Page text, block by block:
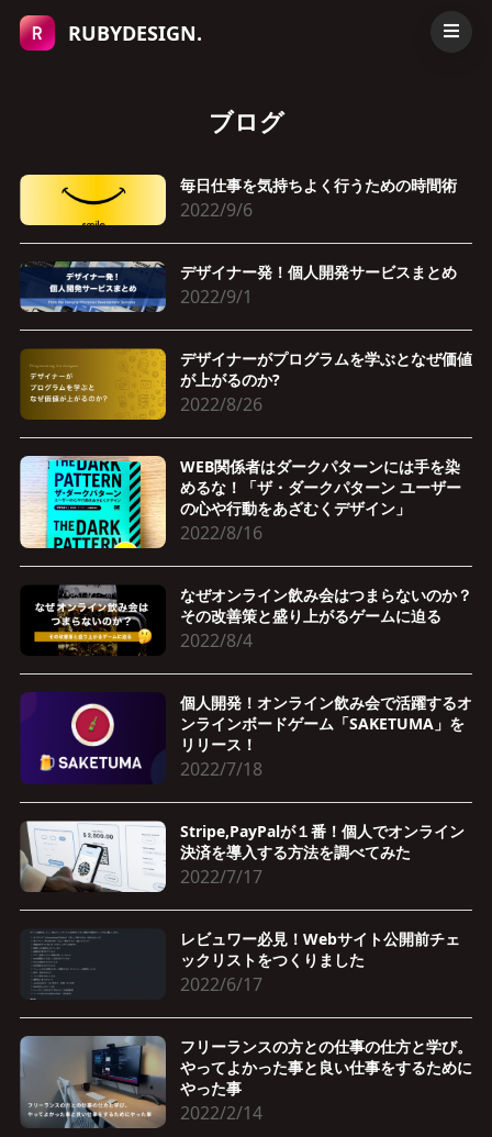
RUBYDESIGN.
ブログ
毎日仕事を気持ちよく行うための時間術
2022/9/6
デザイナー発！個人開発サービスまとめ
2022/9/1
デザイナーがプログラムを学ぶとなぜ価値
が上がるのか?
2022/8/26
WEB関係者はダークパターンには手を染
めるな！「ザ・ダークパターン ユーザー
の心や行動をあざむくデザイン」
2022/8/16
なぜオンライン飲み会はつまらないのか？
その改善策と盛り上がるゲームに迫る
2022/8/4
個人開発！オンライン飲み会で活躍するオ
ンラインボードゲーム「SAKETUMA」を
リリース！
2022/7/18
Stripe,PayPalが１番！個人でオンライン
決済を導入する方法を調べてみた
2022/7/17
レビュワー必見！Webサイト公開前チェ
ックリストをつくりました
2022/6/17
フリーランスの方との仕事の仕方と学び。
やってよかった事と良い仕事をするために
やった事
2022/2/14